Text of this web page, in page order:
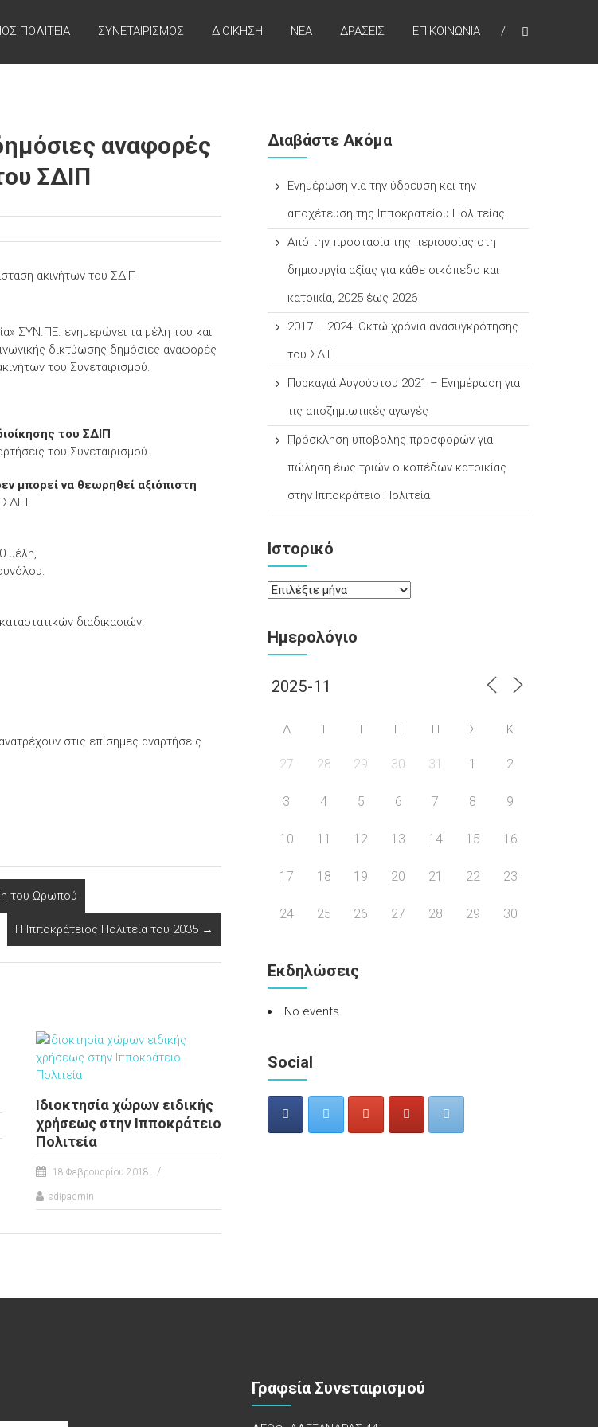
ΠΟΛΙΤΕΙΑ ΣΥΝΕΤΑΙΡΙΣΜΟΣ ΔΙΟΙΚΗΣΗ NEA ΔΡΑΣΕΙΣ ΕΠΙΚΟΙΝΩΝΙΑ
αναφορές
ΣΔΙΠ
ΣΥΝ.ΠΕ. ενημερώνει τα μέλη του και
δικτύωσης δημόσιες αναφορές
του Συνεταιρισμού.
του ΣΔΙΠ
του Συνεταιρισμού.
μπορεί να θεωρηθεί αξιόπιστη
μέλη,
διαδικασιών.
στις επίσημες αναρτήσεις
του Ωρωπού
Η Ιπποκράτειος Πολιτεία του 2035 →
Ιδιοκτησία χώρων ειδικής
χρήσεως στην Ιπποκράτειο
Πολιτεία
18 Φεβρουαρίου 2018
sdipadmin
Διαβάστε Ακόμα
Ενημέρωση για την ύδρευση και την
αποχέτευση της Ιπποκρατείου Πολιτείας
Από την προστασία της περιουσίας στη
δημιουργία αξίας για κάθε οικόπεδο και
κατοικία, 2025 έως 2026
2017 – 2024: Οκτώ χρόνια ανασυγκρότησης
του ΣΔΙΠ
Πυρκαγιά Αυγούστου 2021 – Ενημέρωση για
τις αποζημιωτικές αγωγές
Πρόσκληση υποβολής προσφορών για
πώληση έως τριών οικοπέδων κατοικίας
στην Ιπποκράτειο Πολιτεία
Ιστορικό
Ιστορικό
Ημερολόγιο
Δ Τ Τ Π Π Σ Κ
27 28 29 30 31 1 2
3 4 5 6 7 8 9
10 11 12 13 14 15 16
17 18 19 20 21 22 23
24 25 26 27 28 29 30
Εκδηλώσεις
No events
Social
Γραφεία Συνεταιρισμού